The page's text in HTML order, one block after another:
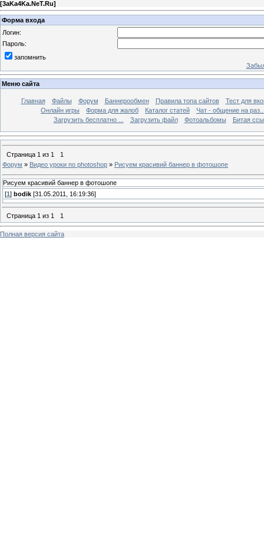
[3aKa4Ka.NeT.Ru]
Форма входа
Логин:
Пароль:
запомнить
Меню сайта
Главная Файлы Форум Баннерообмен Правила топа сайтов
Тест для
Онлайн игры
Форма для жалоб Каталог статей
Чат - общение на
Загрузить бесплатно ...
Загрузить файл Фотоальбомы Битая
Страница 1 из 1
1
Форум » Видео уроки по photoshop » Рисуем красивий баннер в фотошопе
Рисуем красивий баннер в фотошопе
[1 ] bodik [31.05.2011, 16:19:36]
Страница 1 из 1 1
Полная версия сайта